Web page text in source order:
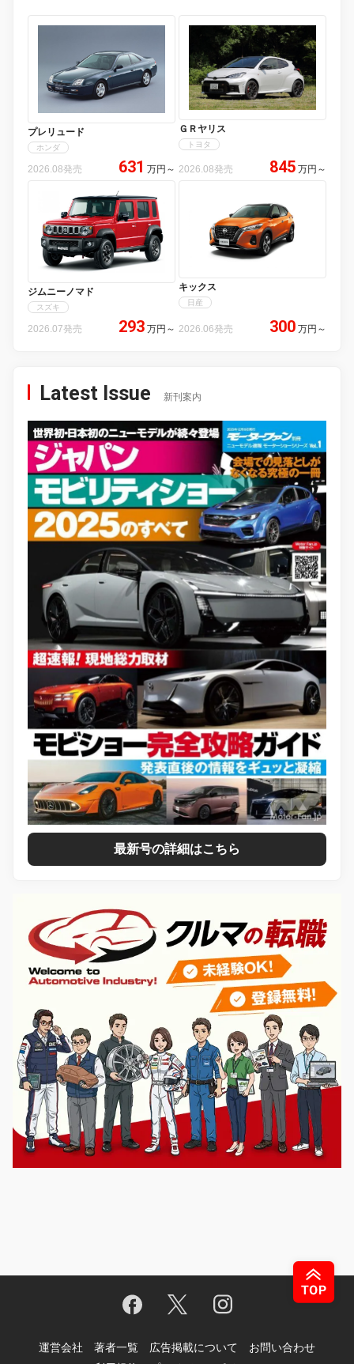
プレリュード
ホンダ
2026.08発売 631 万円 ～
ＧＲヤリス
トヨタ
2026.08発売 845 万円 ～
ジムニーノマド
スズキ
2026.07発売 293 万円 ～
キックス
日産
2026.06発売 300 万円 ～
Latest Issue 新刊案内
最新号の詳細はこちら
運営会社 著者一覧 広告掲載について
お問い合わせ